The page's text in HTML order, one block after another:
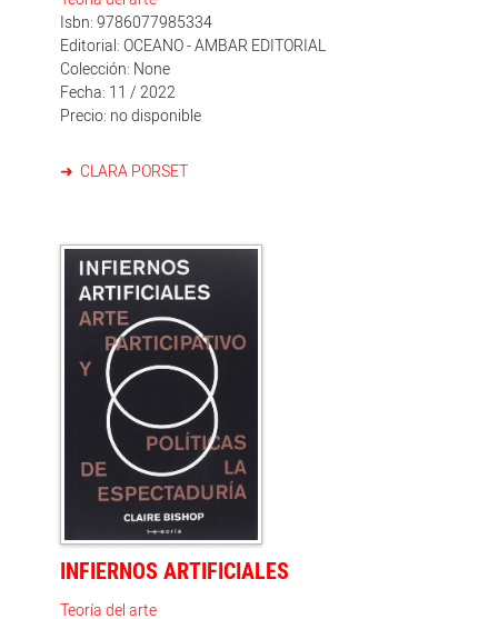
Isbn: 9786077985334
Editorial: OCEANO - AMBAR EDITORIAL
Colección: None
Fecha: 11 / 2022
Precio: no disponible
CLARA PORSET
INFIERNOS ARTIFICIALES
Teoría del arte